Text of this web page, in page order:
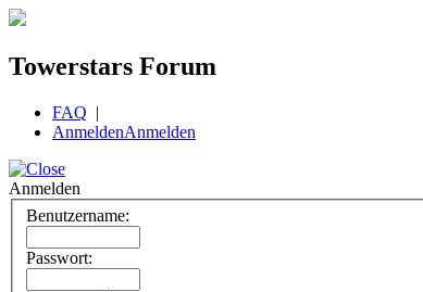
Towerstars Forum
FAQ |
AnmeldenAnmelden
Anmelden
Benutzername:
Passwort: